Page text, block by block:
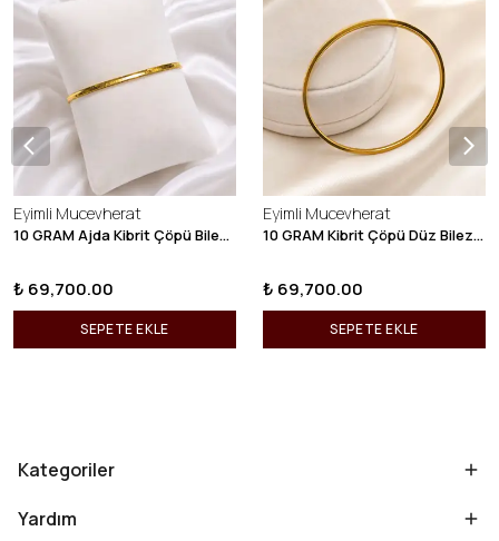
Eyimli Mucevherat
10 GRAM Ajda Kibrit Çöpü Bilezik 22 Ayar 22BLZ003
₺ 69,700.00
SEPETE EKLE
Eyimli Mucevherat
10 GRAM Kibrit Çöpü Düz Bilezik 22 Ayar 22BLZ001
₺ 69,700.00
SEPETE EKLE
Kategoriler
Yardım